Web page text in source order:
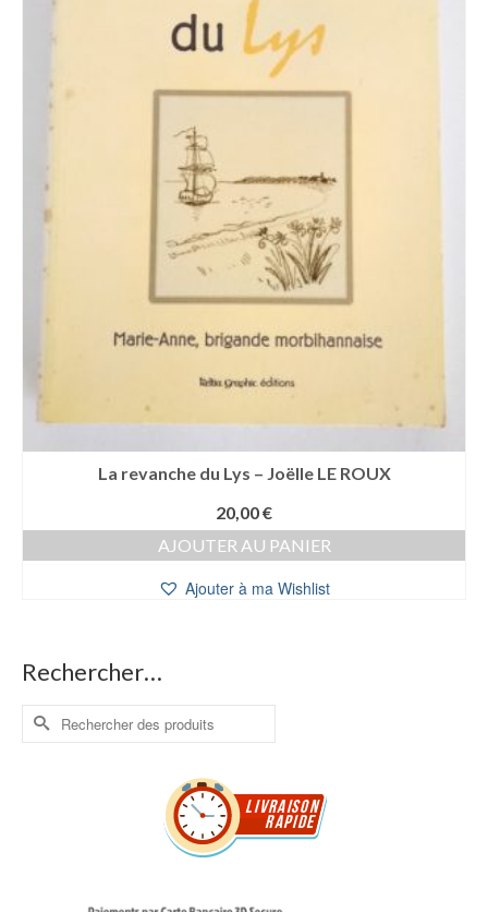
La revanche du Lys – Joëlle LE ROUX
20,00€
AJOUTER AU PANIER
Ajouter à ma Wishlist
Rechercher…
Rechercher :